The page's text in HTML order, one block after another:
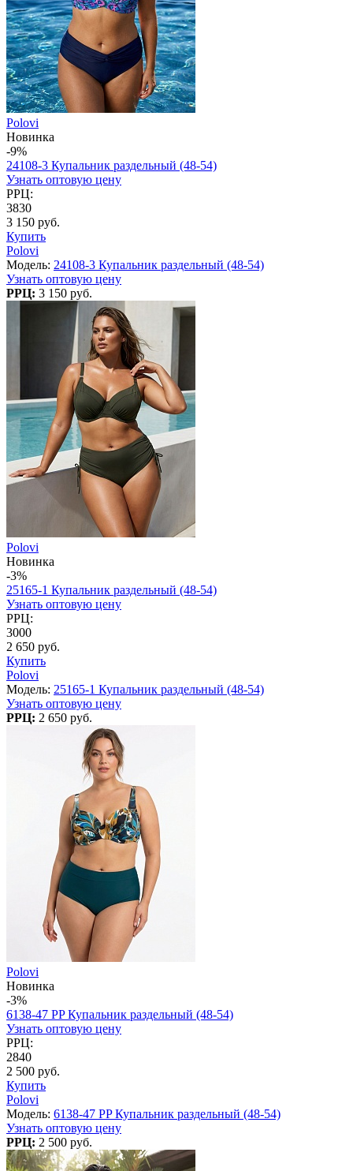
Polovi
Новинка
-9%
24108-3 Купальник раздельный (48-54)
Узнать оптовую цену
РРЦ:
3830
3 150 руб.
Купить
Polovi
Модель: 24108-3 Купальник раздельный (48-54)
Узнать оптовую цену
РРЦ: 3 150 руб.
Polovi
Новинка
-3%
25165-1 Купальник раздельный (48-54)
Узнать оптовую цену
РРЦ:
3000
2 650 руб.
Купить
Polovi
Модель: 25165-1 Купальник раздельный (48-54)
Узнать оптовую цену
РРЦ: 2 650 руб.
Polovi
Новинка
-3%
6138-47 PP Купальник раздельный (48-54)
Узнать оптовую цену
РРЦ:
2840
2 500 руб.
Купить
Polovi
Модель: 6138-47 PP Купальник раздельный (48-54)
Узнать оптовую цену
РРЦ: 2 500 руб.